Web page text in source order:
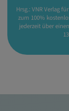
Hrsg.: VNR Verlag
zum 100%
jederzeit über